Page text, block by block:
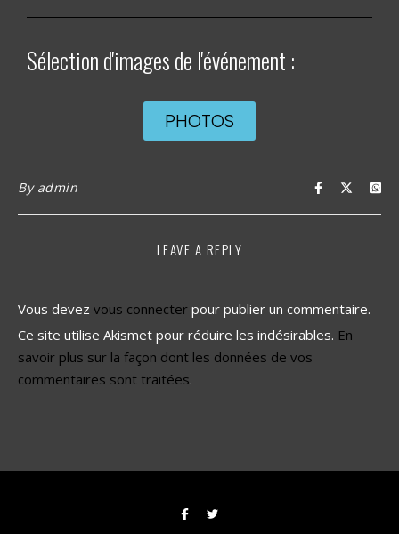
Sélection d'images de l'événement :
PHOTOS
By admin
LEAVE A REPLY
Vous devez vous connecter pour publier un commentaire.
Ce site utilise Akismet pour réduire les indésirables. En
savoir plus sur la façon dont les données de vos
commentaires sont traitées.